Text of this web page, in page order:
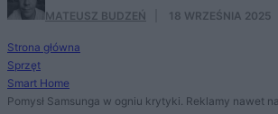
MATEUSZ BUDZEŃ 18 WRZEŚNIA 2025
Strona główna
Sprzęt
Smart Home
Pomysł Samsunga w ogniu krytyki. Reklamy nawet